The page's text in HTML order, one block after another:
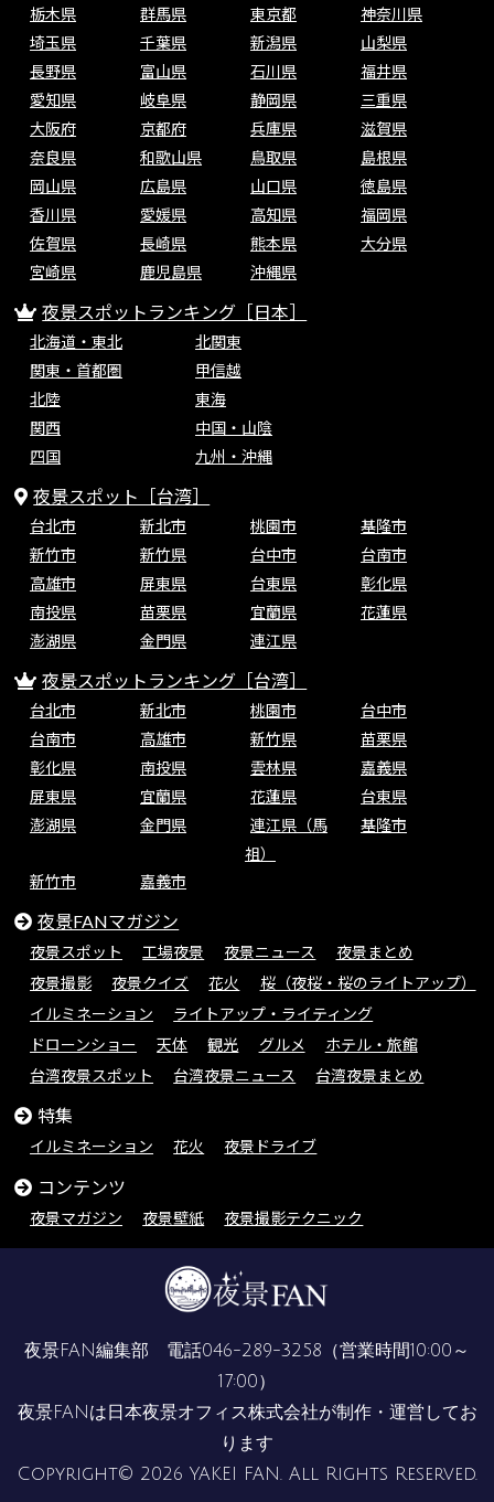
栃木県
群馬県 東京都
神奈川県
埼玉県
千葉県 新潟県
山梨県
長野県
富山県 石川県
福井県
愛知県
岐阜県 静岡県
三重県
大阪府
京都府 兵庫県
滋賀県
奈良県
和歌山県 鳥取県
島根県
岡山県
広島県 山口県
徳島県
香川県
愛媛県 高知県
福岡県
佐賀県
長崎県 熊本県
大分県
宮崎県
鹿児島県 沖縄県
夜景スポットランキング［日本］
北海道・東北
北関東
関東・首都圏
甲信越
北陸
東海
関西
中国・山陰
四国
九州・沖縄
夜景スポット［台湾］
台北市 新北市 桃園市
基隆市
新竹市
新竹県 台中市
台南市
高雄市
屏東県 台東県
彰化県
南投県
苗栗県 宜蘭県
花蓮県
澎湖県
金門県 連江県
夜景スポットランキング［台湾］
台北市 新北市 桃園市
台中市
台南市
高雄市 新竹県
苗栗県
彰化県
南投県 雲林県
嘉義県
屏東県
宜蘭県 花蓮県
台東県
澎湖県
金門県
連江県（馬
祖）
基隆市
新竹市 嘉義市
夜景FANマガジン
夜景スポット 工場夜景 夜景ニュース
夜景まとめ
夜景撮影
夜景クイズ 花火
桜（夜桜・桜のライトアップ）
イルミネーション
ライトアップ・ライティング
ドローンショー
天体 観光 グルメ
ホテル・旅館
台湾夜景スポット
台湾夜景ニュース 台湾夜景まとめ
特集
イルミネーション 花火 夜景ドライブ
コンテンツ
夜景マガジン 夜景壁紙 夜景撮影テクニック
夜景FAN編集部 電話046-289-3258 （営業時間10:00～
17:00）
夜景FANは 日本夜景オフィス株式会社が制作・運営してお
ります
Copyright© 2026 YAKEI FAN. All Rights Reserved.